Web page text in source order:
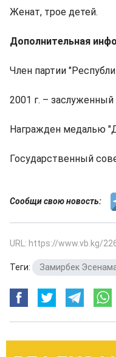
Женат, трое детей.
Дополнительная
Член партии
2001 г. –
Награжден медалью
Государственный
Сообщи свою новость:
URL: https://www.vb.kg/
Теги: Замирбек